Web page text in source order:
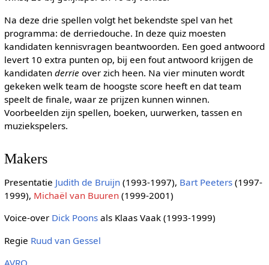
Na deze drie spellen volgt het bekendste spel van het
programma: de derriedouche. In deze quiz moesten
kandidaten kennisvragen beantwoorden. Een goed antwoord
levert 10 extra punten op, bij een fout antwoord krijgen de
kandidaten derrie over zich heen. Na vier minuten wordt
gekeken welk team de hoogste score heeft en dat team
speelt de finale, waar ze prijzen kunnen winnen.
Voorbeelden zijn spellen, boeken, uurwerken, tassen en
muziekspelers.
Makers
Presentatie Judith de Bruijn(1993-1997), Bart Peeters(1997-
1999), Michaël van Buuren(1999-2001)
Voice-over Dick Poonsals Klaas Vaak (1993-1999)
Regie Ruud van Gessel
AVRO.